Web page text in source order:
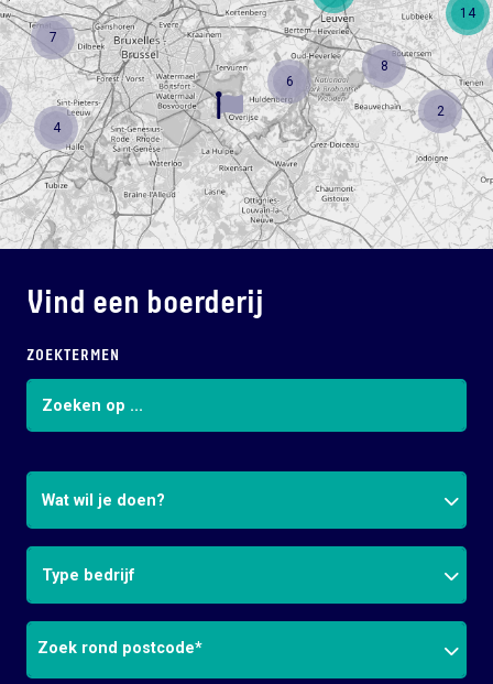
7
4
6
2
8
14
Vind een boerderij
ZOEKTERMEN
Wat wil je doen?
Type bedrijf
Postcode